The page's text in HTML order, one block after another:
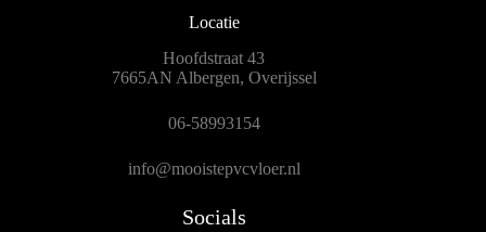
Locatie
Hoofdstraat 43
7665AN Albergen, Overijssel
06-58993154
info@mooistepvcvloer.nl
Socials